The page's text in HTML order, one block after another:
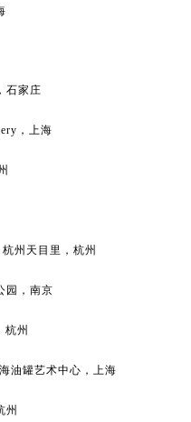
石家庄
，上海
州天 ⽬⾥ ，杭州
园 ，南京
杭州
油罐艺术中⼼ ，上海
州